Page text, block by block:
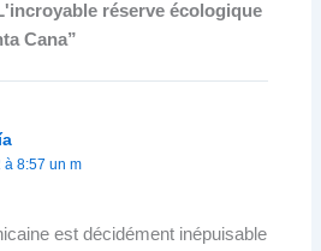
réserve écologique
Cana”
à 8:57 un m
est décidément inépuisable